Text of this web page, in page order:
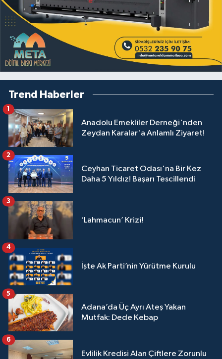
Trend Haberler
Anadolu Emekliler Derneği'nden
Zeydan Karalar'a Anlamlı Ziyaret!
1
Ceyhan Ticaret Odası'na Bir Kez
Daha 5 Yıldız! Başarı Tescillendi
2
‘Lahmacun’ Krizi!
3
İşte Ak Parti’nin Yürütme Kurulu
4
Adana’da Üç Ayrı Ateş Yakan
Mutfak: Dede Kebap
5
Evlilik Kredisi Alan Çiftlere Zorunlu
6